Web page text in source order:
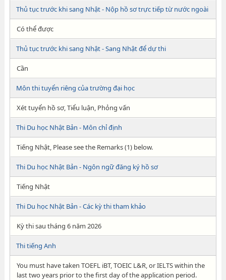
Thủ tục trước khi sang Nhật - Nộp hồ sơ trực tiếp từ nước ngoài
Có thể được
Thủ tục trước khi sang Nhật - Sang Nhật để dự thi
Cần
Môn thi tuyển riêng của trường đại học
Xét tuyển hồ sơ, Tiểu luận, Phỏng vấn
Thi Du học Nhật Bản - Môn chỉ định
Tiếng Nhật, Please see the Remarks (1) below.
Thi Du học Nhật Bản - Ngôn ngữ đăng ký hồ sơ
Tiếng Nhật
Thi Du học Nhật Bản - Các kỳ thi tham khảo
Kỳ thi sau tháng 6 năm 2026
Thi tiếng Anh
You must have taken TOEFL iBT, TOEIC L&R, or IELTS within the
last two years prior to the first day of the application period.